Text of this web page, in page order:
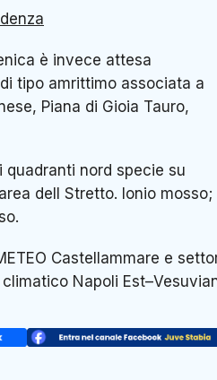
è invece attesa
tipo amrittimo associata a
Piana di Gioia Tauro,
quadranti nord specie su
dell Stretto. Ionio mosso;
Castellammare e
climatico Napoli